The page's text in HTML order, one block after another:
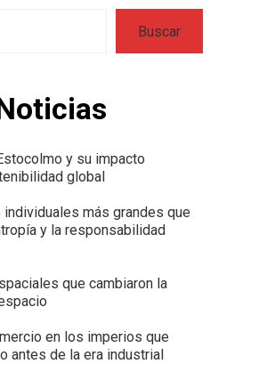
Buscar
y su impacto
global
más grandes que
y la responsabilidad
que cambiaron la
en los imperios que
antes de la era industrial